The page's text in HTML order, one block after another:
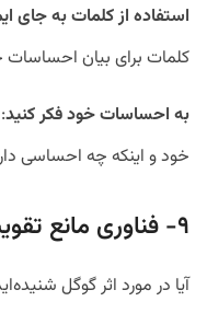
استفاده از کلمات به جای
کلمات برای بیان احساسات
به احساسات خود فکر کنید
خود و اینکه چه احساسی
۹- فناوری مانع تقویت حافظه
آیا در مورد اثر گوگل